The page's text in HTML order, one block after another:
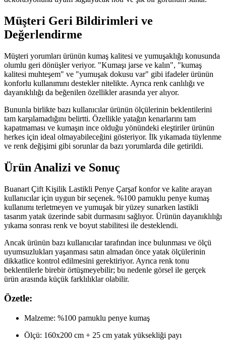
Müşteri Geri Bildirimleri ve
Değerlendirme
Müşteri yorumları ürünün kumaş kalitesi ve yumuşaklığı konusunda
olumlu geri dönüşler veriyor. "Kumaşı jarse ve kalın", "kumaş
kalitesi muhteşem" ve "yumuşak dokusu var" gibi ifadeler ürünün
konforlu kullanımını destekler nitelikte. Ayrıca renk canlılığı ve
dayanıklılığı da beğenilen özellikler arasında yer alıyor.
Bununla birlikte bazı kullanıcılar ürünün ölçülerinin beklentilerini
tam karşılamadığını belirtti. Özellikle yatağın kenarlarını tam
kapatmaması ve kumaşın ince olduğu yönündeki eleştiriler ürünün
herkes için ideal olmayabileceğini gösteriyor. İlk yıkamada tüylenme
ve renk değişimi gibi sorunlar da bazı yorumlarda dile getirildi.
Ürün Analizi ve Sonuç
Buanart Çift Kişilik Lastikli Penye Çarşaf konfor ve kalite arayan
kullanıcılar için uygun bir seçenek. %100 pamuklu penye kumaş
kullanımı terletmeyen ve yumuşak bir yüzey sunarken lastikli
tasarım yatak üzerinde sabit durmasını sağlıyor. Ürünün dayanıklılığı
yıkama sonrası renk ve boyut stabilitesi ile desteklendi.
Ancak ürünün bazı kullanıcılar tarafından ince bulunması ve ölçü
uyumsuzlukları yaşanması satın almadan önce yatak ölçülerinin
dikkatlice kontrol edilmesini gerektiriyor. Ayrıca renk tonu
beklentilerle birebir örtüşmeyebilir; bu nedenle görsel ile gerçek
ürün arasında küçük farklılıklar olabilir.
Özetle:
Malzeme: %100 pamuklu penye kumaş
Ölçü: 160x200 cm + 25 cm yatak yüksekliği payı